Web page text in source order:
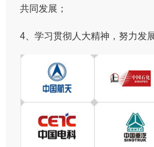
共同发展；
4、学习贯彻人大精神，努力发